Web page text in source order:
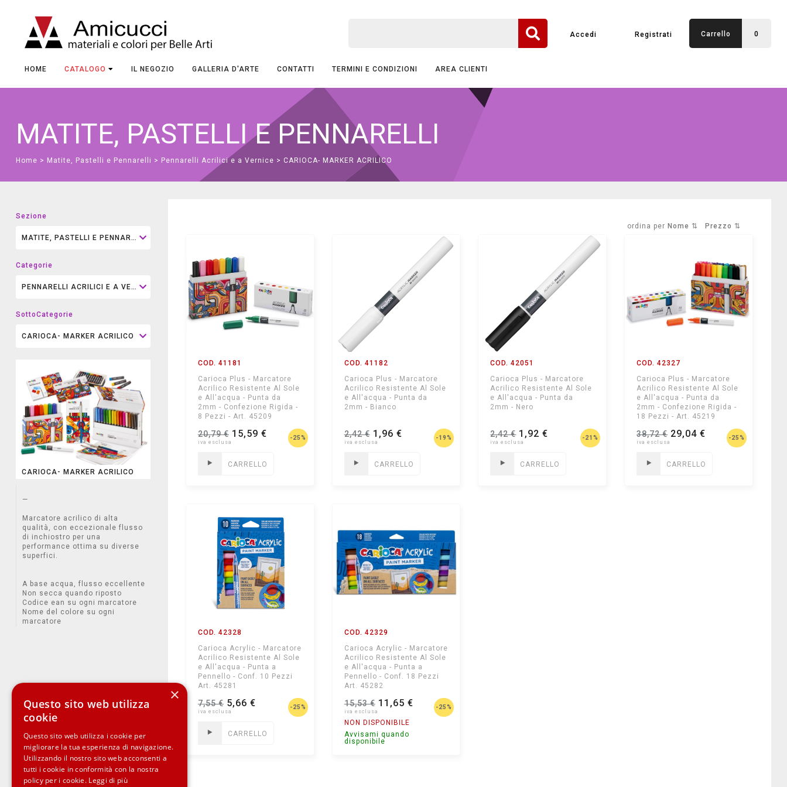
Carrello 0
Accedi Registrati
HOME CATALOGO IL NEGOZIO GALLERIA D'ARTE CONTATTI TERMINI E CONDIZIONI AREA CLIENTI
MATITE, PASTELLI E PENNARELLI
Home > Matite, Pastelli e Pennarelli > Pennarelli Acrilici e a Vernice > CARIOCA- MARKER ACRILICO
Sezione
Categorie
SottoCategorie
CARIOCA- MARKER ACRILICO
—
Marcatore acrilico di alta
qualità, con eccezionale flusso
di inchiostro per una
performance ottima su diverse
superfici.
A base acqua, flusso eccellente
Non secca quando riposto
Codice ean su ogni marcatore
Nome del colore su ogni
marcatore
ordina per Nome ⇅ Prezzo ⇅
COD. 41181
Carioca Plus - Marcatore
Acrilico Resistente Al Sole
e All'acqua - Punta da
2mm - Confezione Rigida -
8 Pezzi - Art. 45209
20,79 €15,59 € -25%
CARRELLO
COD. 41182
Carioca Plus - Marcatore
Acrilico Resistente Al Sole
e All'acqua - Punta da
2mm - Bianco
2,42 €1,96 € -19%
CARRELLO
COD. 42051
Carioca Plus - Marcatore
Acrilico Resistente Al Sole
e All'acqua - Punta da
2mm - Nero
2,42 €1,92 € -21%
CARRELLO
COD. 42327
Carioca Plus - Marcatore
Acrilico Resistente Al Sole
e All'acqua - Punta da
2mm - Confezione Rigida -
18 Pezzi - Art. 45219
38,72 €29,04 € -25%
CARRELLO
COD. 42328
Carioca Acrylic - Marcatore
Acrilico Resistente Al Sole
e All'acqua - Punta a
Pennello - Conf. 10 Pezzi
Art. 45281
7,55 €5,66 € -25%
CARRELLO
COD. 42329
Carioca Acrylic - Marcatore
Acrilico Resistente Al Sole
e All'acqua - Punta a
Pennello - Conf. 18 Pezzi
Art. 45282
15,53 €11,65 € -25%
NON DISPONIBILE
Avvisami quando
disponibile
×
Questo sito web utilizza
cookie
Questo sito web utilizza i cookie per
migliorare la tua esperienza di navigazione.
Utilizzando il nostro sito web acconsenti a
tutti i cookie in conformità con la nostra
policy per i cookie. Leggi di più